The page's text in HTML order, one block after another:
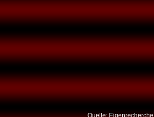
Quelle: Eigenrecherche